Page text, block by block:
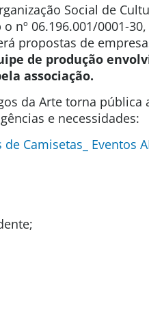
Social de
nº 06.196.001/0001-
propostas de
de produção
associação.
da Arte torna pública
e necessidades:
Camisetas_ Eventos